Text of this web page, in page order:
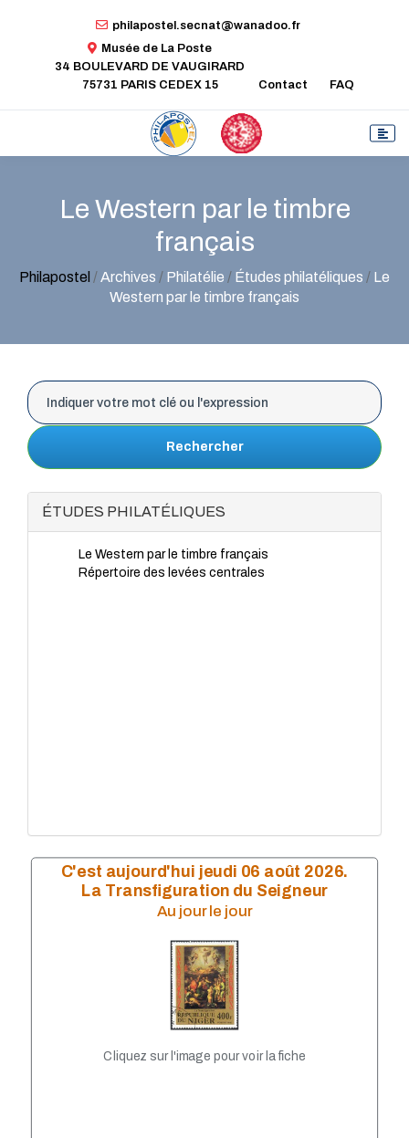
philapostel.secnat@wanadoo.fr
Musée de La Poste
34 BOULEVARD DE VAUGIRARD
75731 PARIS CEDEX 15
Contact FAQ
Le Western par le timbre
français
Philapostel /Archives / Philatélie / Études philatéliques / Le
Western par le timbre français
Rechercher
ÉTUDES PHILATÉLIQUES
Le Western par le timbre français
Répertoire des levées centrales
C'est aujourd'hui jeudi 06 août 2026.
La Transfiguration du Seigneur
Au jour le jour
Cliquez sur l'image pour voir la fiche